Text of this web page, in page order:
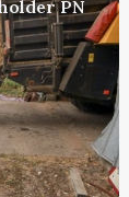
PN